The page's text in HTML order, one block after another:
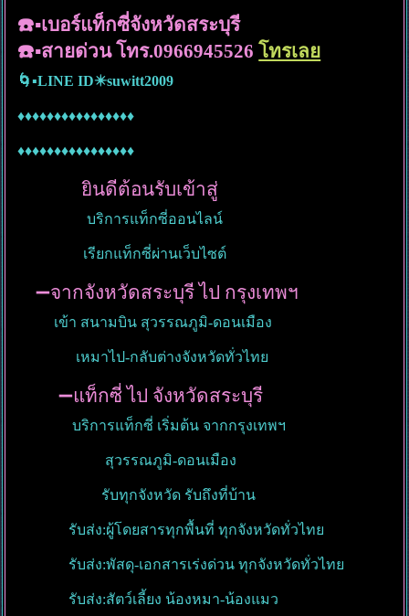
☎️▪️เบอร์แท็กซี่จังหวัดสระบุรี
☎️▪️สายด่วน โทร.0966945526โทรเลย
🌀▪️LINE ID✴️suwitt2009
♦️♦️♦️♦️♦️♦️♦️♦️♦️♦️♦️♦️♦️♦️♦️♦️
♦️♦️♦️♦️♦️♦️♦️♦️♦️♦️♦️♦️♦️♦️♦️♦️
ยินดีต้อนรับเข้าสู่
บริการแท็กซี่ออนไลน์
เรียกแท็กซี่ผ่านเว็บไซต์
➖จากจังหวัดสระบุรี ไป กรุงเทพฯ
เข้า สนามบิน สุวรรณภูมิ-ดอนเมือง
เหมาไป-กลับต่างจังหวัดทั่วไทย
➖แท็กซี่ ไป จังหวัดสระบุรี
บริการแท็กซี่ เริ่มต้น จากกรุงเทพฯ
สุวรรณภูมิ-ดอนเมือง
รับทุกจังหวัด รับถึงที่บ้าน
รับส่ง:ผู้โดยสารทุกพื้นที่ ทุกจังหวัดทั่วไทย
รับส่ง:พัสดุ-เอกสารเร่งด่วน ทุกจังหวัดทั่วไทย
รับส่ง:สัตว์เลี้ยง น้องหมา-น้องแมว